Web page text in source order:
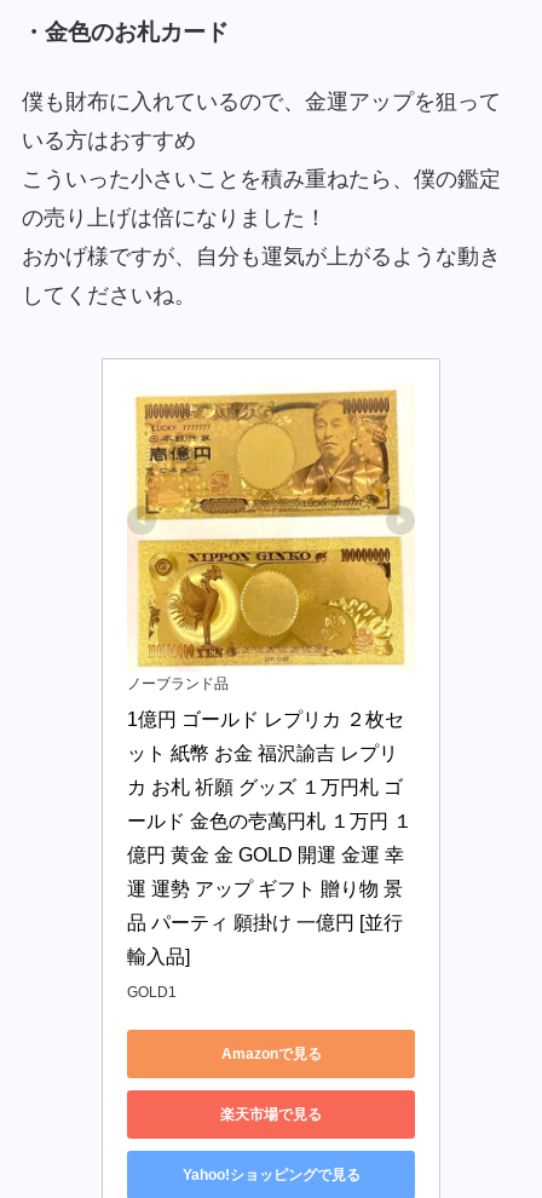
・金色のお札カード
僕も財布に入れているので、金運アップを狙って
いる方はおすすめ
こういった小さいことを積み重ねたら、僕の鑑定
の売り上げは倍になりました！
おかげ様ですが、自分も運気が上がるような動き
してくださいね。
ノーブランド品
1億円 ゴールド レプリカ ２枚セ
ット 紙幣 お金 福沢諭吉 レプリ
カ お札 祈願 グッズ １万円札 ゴ
ールド 金色の壱萬円札 １万円 １
億円 黄金 金 GOLD 開運 金運 幸
運 運勢 アップ ギフト 贈り物 景
品 パーティ 願掛け 一億円 [並行
輸入品]
GOLD1
Amazonで見る
楽天市場で見る
Yahoo!ショッピングで見る